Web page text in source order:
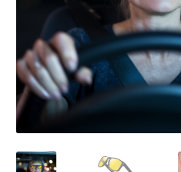
Linkpartners
My account
Over Ons
Overzicht
Privacybeleid